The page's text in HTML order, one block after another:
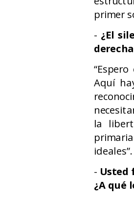
primer
- ¿El
Aquí
la
ideales”.
- Usted
¿A qué